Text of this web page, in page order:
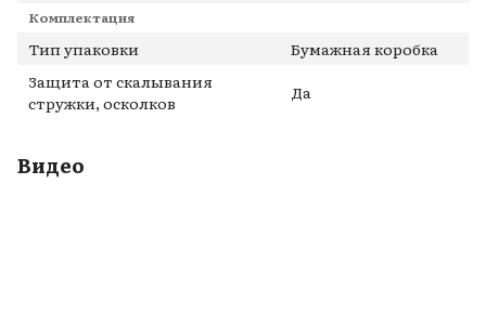
Комплектация
Тип упаковки
Бумажная коробка
Защита от скалывания
стружки, осколков
Да
Видео